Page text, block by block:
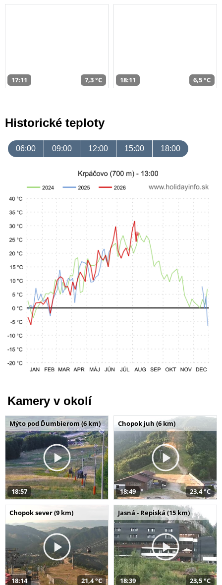
17:11 7,3 °C 18:11 6,5 °C
Historické teploty
06:00 09:00 12:00 15:00 18:00
Kamery v okolí
Mýto pod Ďumbierom (6 km)
18:57
Chopok juh (6 km)
18:49 23,4 °C
Chopok sever (9 km)
18:14 21,4 °C
Jasná - Repiská (15 km)
18:39 23,5 °C